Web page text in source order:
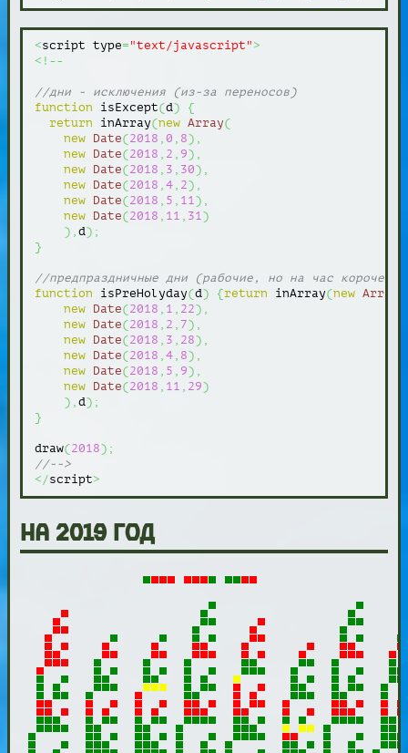
<script type= "text/javascript" >
<!--
//дни - исключения (из-за переносов)
function isExcept(d)
{
return inArray(new Array(
new
Date(2018 , 0 , 8) ,
new
Date(2018 , 2 , 9) ,
new
Date(2018 , 3 , 30) ,
new
Date(2018 , 4, 2) ,
new
Date(2018 , 5 , 11) ,
new
Date(2018 , 11 , 31)
) , d) ;
}
//предпраздничные дни (рабочие, но на час короче)
function isPreHolyday(d) {return inArray(new Array
new
Date(2018 , 1 , 22) ,
new
Date(2018 , 2 , 7) ,
new
Date(2018 , 3 , 28) ,
new
Date(2018 , 4, 8) ,
new
Date(2018 , 5 , 9) ,
new
Date(2018 , 11 , 29)
) , d) ;
}
draw(2018) ;
//-->
</script>
на 2019 год